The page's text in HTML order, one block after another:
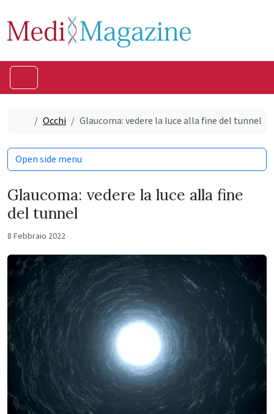
Home
Occhi Glaucoma: vedere la luce alla fine del tunnel
Glaucoma: vedere la luce alla fine
del tunnel
8 Febbraio 2022
Open side menu